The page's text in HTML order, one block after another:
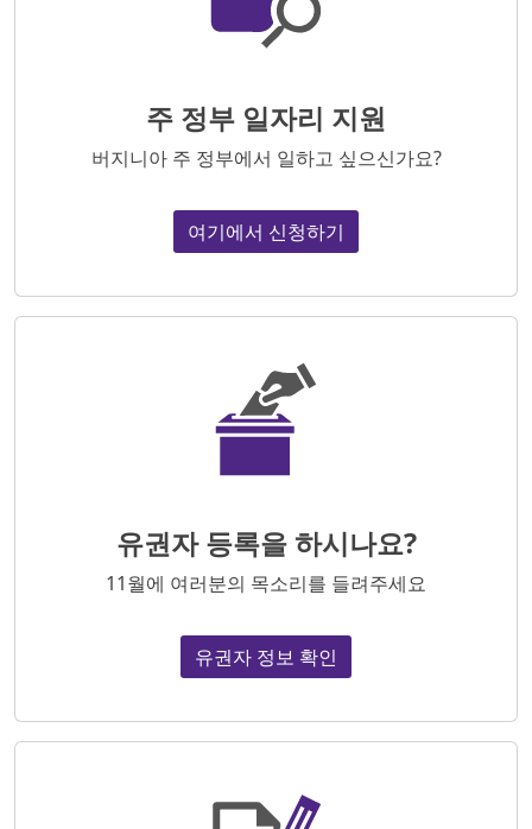
주 정부 일자리 지원
버지니아 주 정부에서 일하고 싶으신가요?
여기에서 신청하기
유권자 등록을 하시나요?
11월에 여러분의 목소리를 들려주세요
유권자 정보 확인